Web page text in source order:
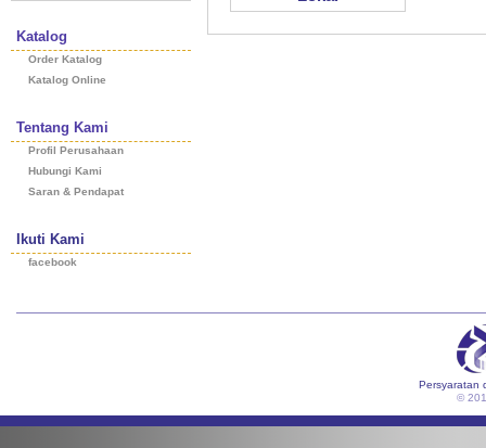
Katalog
Order Katalog
Katalog Online
Tentang Kami
Profil Perusahaan
Hubungi Kami
Saran & Pendapat
Ikuti Kami
facebook
Persyaratan
©